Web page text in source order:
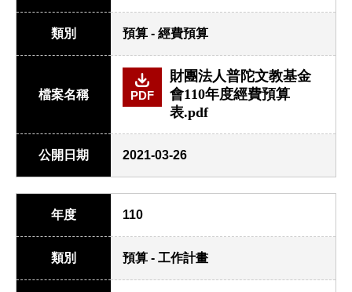
類別 預算 - 經費預算
檔案名稱 PDF
財團法人普陀文教基金
會110年度經費預算
表.pdf
公開日期 2021-03-26
年度 110
類別 預算 - 工作計畫